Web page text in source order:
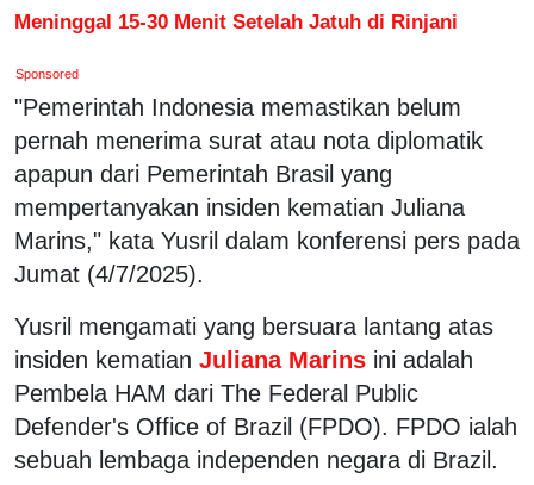
Meninggal 15-30 Menit Setelah Jatuh di Rinjani
Sponsored
"Pemerintah Indonesia memastikan belum
pernah menerima surat atau nota diplomatik
apapun dari Pemerintah Brasil yang
mempertanyakan insiden kematian Juliana
Marins," kata Yusril dalam konferensi pers pada
Jumat (4/7/2025).
Yusril mengamati yang bersuara lantang atas
insiden kematian Juliana Marins ini adalah
Pembela HAM dari The Federal Public
Defender's Office of Brazil (FPDO). FPDO ialah
sebuah lembaga independen negara di Brazil.